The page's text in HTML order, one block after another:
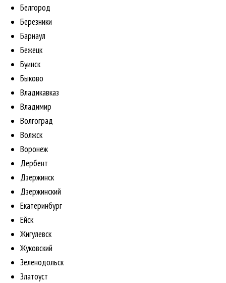
Белгород
Березники
Барнаул
Бежецк
Буинск
Быково
Владикавказ
Владимир
Волгоград
Волжск
Воронеж
Дербент
Дзержинск
Дзержинский
Екатеринбург
Ейск
Жигулевск
Жуковский
Зеленодольск
Златоуст